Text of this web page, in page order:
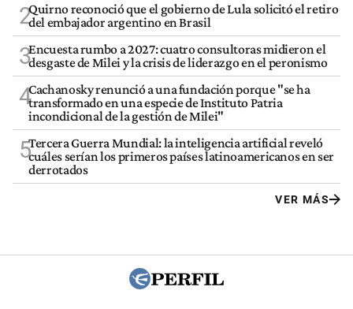
2Quirno reconoció que el gobierno de Lula solicitó el retiro
del embajador argentino en Brasil
3Encuesta rumbo a 2027: cuatro consultoras midieron el
desgaste de Milei y la crisis de liderazgo en el peronismo
4Cachanosky renunció a una fundación porque "se ha
transformado en una especie de Instituto Patria
incondicional de la gestión de Milei"
5Tercera Guerra Mundial: la inteligencia artificial reveló
cuáles serían los primeros países latinoamericanos en ser
derrotados
VER MÁS